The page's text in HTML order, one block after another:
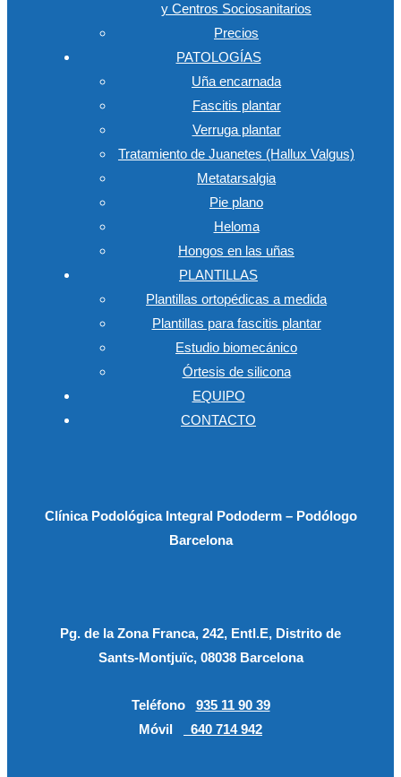
y Centros Sociosanitarios
Precios
PATOLOGÍAS
Uña encarnada
Fascitis plantar
Verruga plantar
Tratamiento de Juanetes (Hallux Valgus)
Metatarsalgia
Pie plano
Heloma
Hongos en las uñas
PLANTILLAS
Plantillas ortopédicas a medida
Plantillas para fascitis plantar
Estudio biomecánico
Órtesis de silicona
EQUIPO
CONTACTO
Clínica Podológica Integral Pododerm – Podólogo
Barcelona
Pg. de la Zona Franca, 242, Entl.E, Distrito de
Sants-Montjuïc, 08038 Barcelona
Teléfono 935 11 90 39
Móvil
640 714 942